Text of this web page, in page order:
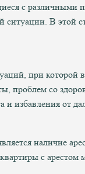
с различными
В этой
при которой
проблем со
и избавления от
наличие
с